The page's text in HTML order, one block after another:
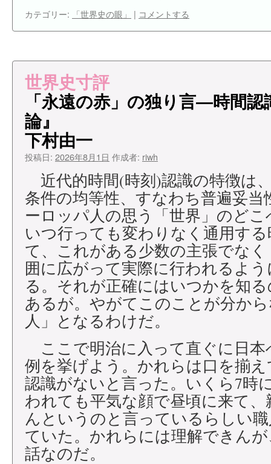
カテゴリー: 「世界史の眼」 | コメントする
世界史寸評
「永遠の赤」の独り言―時間
論』
下村由一
投稿日: 2026年8月1日 作成者: riwh
近代的時間(時刻)認識の特徴は
条件の均等性、すなわち普遍妥
ーロッパ人の思う「世界」のど
いつ行っても変わりなく通用す
て、これがある少数の主張でな
囲に広がって実際に行われるよ
る。それが正確にはいつかを知
あるが。やがてこのことが分か
人」となるわけだ。
ここで明治に入って直ぐに日本
例を挙げよう。かれらは口を揃
認識がないと言った。いくら7時
われても平気な顔で昼頃に来て
んというのと言っているらしい
ていた。かれらには理解できん
話なのだ。